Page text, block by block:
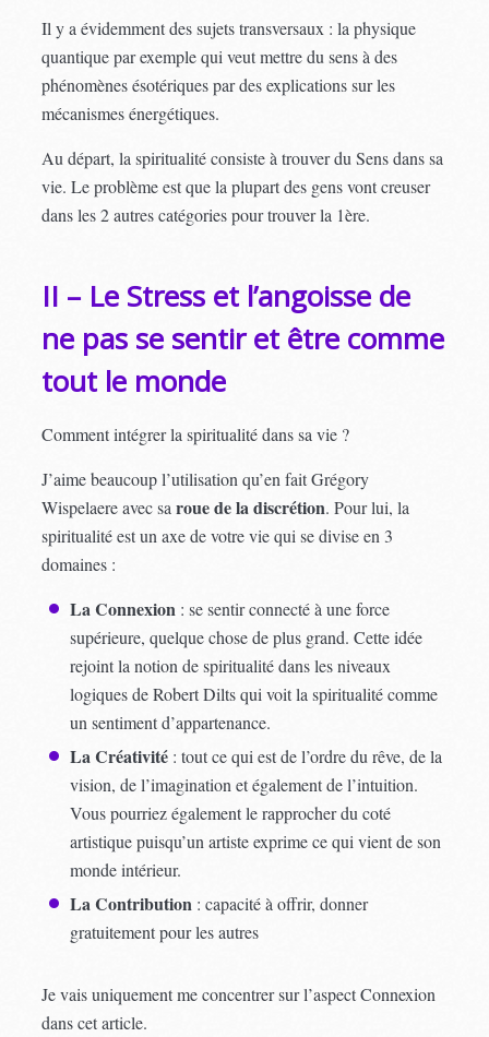
Il y a évidemment des sujets transversaux : la physique
quantique par exemple qui veut mettre du sens à des
phénomènes ésotériques par des explications sur les
mécanismes énergétiques.
Au départ, la spiritualité consiste à trouver du Sens dans sa
vie. Le problème est que la plupart des gens vont creuser
dans les 2 autres catégories pour trouver la 1ère.
II – Le Stress et l’angoisse de
ne pas se sentir et être comme
tout le monde
Comment intégrer la spiritualité dans sa vie ?
J’aime beaucoup l’utilisation qu’en fait Grégory
Wispelaere avec sa roue de la discrétion. Pour lui, la
spiritualité est un axe de votre vie qui se divise en 3
domaines :
La Connexion : se sentir connecté à une force
supérieure, quelque chose de plus grand. Cette idée
rejoint la notion de spiritualité dans les niveaux
logiques de Robert Dilts qui voit la spiritualité comme
un sentiment d’appartenance.
La Créativité : tout ce qui est de l’ordre du rêve, de la
vision, de l’imagination et également de l’intuition.
Vous pourriez également le rapprocher du coté
artistique puisqu’un artiste exprime ce qui vient de son
monde intérieur.
La Contribution : capacité à offrir, donner
gratuitement pour les autres
Je vais uniquement me concentrer sur l’aspect Connexion
dans cet article.